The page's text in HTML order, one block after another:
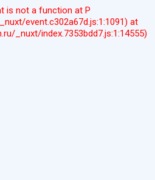
is not a function at P
event.c302a67d.js:1:1091) at
_nuxt/index.7353bdd7.js:1:14555)